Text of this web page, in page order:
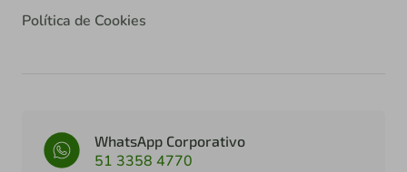
Política de Cookies
WhatsApp Corporativo
51 3358 4770